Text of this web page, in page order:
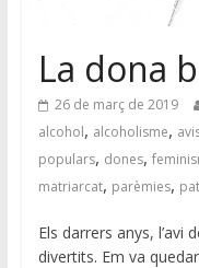
La dona
26 de març de 2019
alcohol, alcoholisme,
populars, dones,
matriarcat, parèmies,
Els darrers anys, l’avi
divertits. Em va